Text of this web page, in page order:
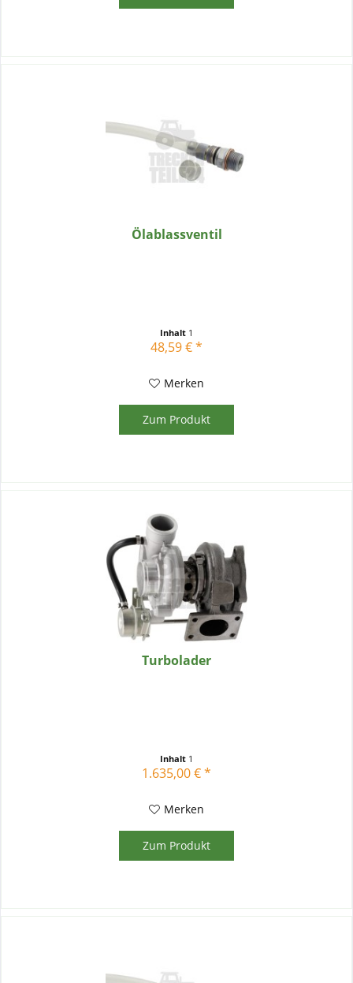
Ölablassventil
Inhalt 1
48,59 € *
Merken
Zum Produkt
Turbolader
Inhalt 1
1.635,00 € *
Merken
Zum Produkt